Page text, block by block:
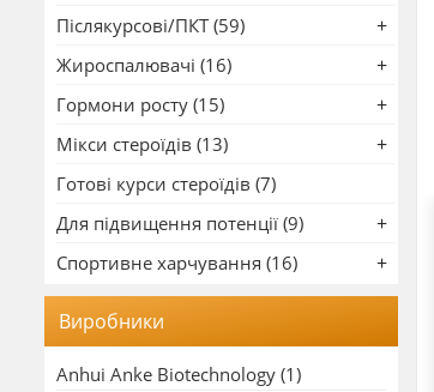
Післякурсові/ПКТ (59)
Жироспалювачі (16)
Гормони росту (15)
Мікси стероїдів (13)
Готові курси стероїдів (7)
Для підвищення потенції (9)
Спортивне харчування (16)
Виробники
Anhui Anke Biotechnology (1)